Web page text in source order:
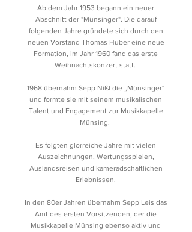
Ab dem Jahr 1953 begann ein neuer
Abschnitt der "Münsinger". Die darauf
folgenden Jahre gründete sich durch den
neuen Vorstand Thomas Huber eine neue
Formation, im Jahr 1960 fand das erste
Weihnachtskonzert statt.
1968 übernahm Sepp Nißl die „Münsinger“
und formte sie mit seinem musikalischen
Talent und Engagement zur Musikkapelle
Münsing.
Es folgten glorreiche Jahre mit vielen
Auszeichnungen, Wertungsspielen,
Auslandsreisen und kameradschaftlichen
Erlebnissen.
In den 80er Jahren übernahm Sepp Leis das
Amt des ersten Vorsitzenden, der die
Musikkapelle Münsing ebenso aktiv und